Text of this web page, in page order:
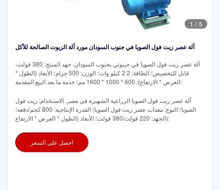
1 / 5
آلة عصر زيت فول الصويا في جنوب السودان مورد آلة الزيوت الصالحة للأكل
آلة عصر زيت فول الصويا في جيبوتي بجنوب السودان. جهد المنتج: 380 فولت،
قابل للتخصيص؛ الطاقة: 2.2 كيلو وات؛ الوزن: 500 جرام؛ الأبعاد (الطول *
العرض * الارتفاع): 600 * 1000 * 1600 مم؛ خدمة ما بعد البيع المقدمة:
آلة عصر زيت فول الصويا الزراعية الشهيرة في مصر. الاستخدام: زيت فول
الصويا؛ النوع: معدات عصر زيت فول الصويا؛ القدرة الإنتاجية: 800 كجم/دفعة؛
الجهد: 220 فولت/380 فولت؛ الأبعاد (الطول * العرض * الارتفاع):
احصل على السعر